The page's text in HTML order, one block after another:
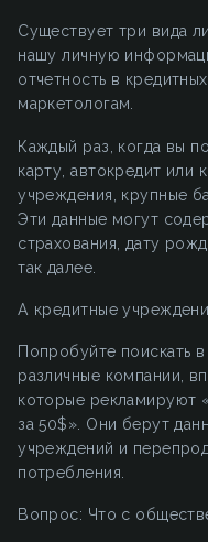
Существует три вида
нашу личную
отчетность в
маркетологам.
Каждый раз, когда вы
карту, автокредит или
учреждения, крупные
Эти данные могут
страхования, дату
так далее.
А кредитные
Попробуйте поискать
различные компании,
которые рекламируют
за 50$». Они берут
учреждений и
потребления.
Вопрос: Что с